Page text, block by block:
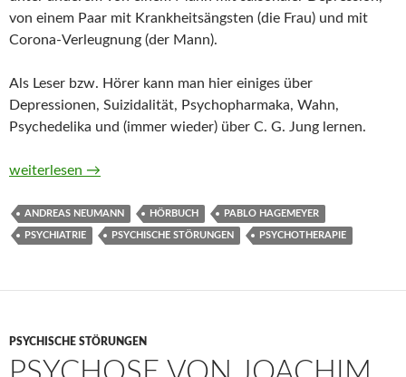
von einem Paar mit Krankheitsängsten (die Frau) und mit
Corona-Verleugnung (der Mann).
Als Leser bzw. Hörer kann man hier einiges über
Depressionen, Suizidalität, Psychopharmaka, Wahn,
Psychedelika und (immer wieder) über C. G. Jung lernen.
Der Patient, der mit der Stille sprach von Pablo Hagemeyer
weiterlesen →
ANDREAS NEUMANN HÖRBUCH PABLO HAGEMEYER
PSYCHIATRIE PSYCHISCHE STÖRUNGEN PSYCHOTHERAPIE
PSYCHISCHE STÖRUNGEN